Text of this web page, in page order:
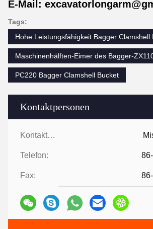
Kontaktpersonen
Kontaktpersonen:
Telefon:
Fax:
E-Mail:
Tags:
Hohe Leistungsfähigkeit Bagger Clamshell
Maschinenhälften-Eimer des Bagger-
PC220 Bagger Clamshell Bucket